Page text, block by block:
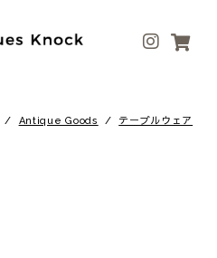
/ Antique Goods / テーブルウェア